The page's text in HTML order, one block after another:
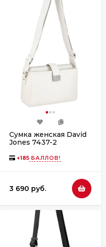
Сумка женская David
Jones 7437-2
+185 БАЛЛОВ!
3 690 руб.